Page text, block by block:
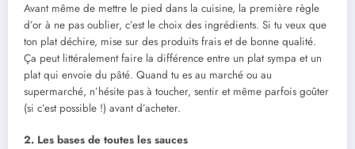
Avant même de mettre le pied dans la cuisine, la première règle
d’or à ne pas oublier, c’est le choix des ingrédients. Si tu veux que
ton plat déchire, mise sur des produits frais et de bonne qualité.
Ça peut littéralement faire la différence entre un plat sympa et un
plat qui envoie du pâté. Quand tu es au marché ou au
supermarché, n’hésite pas à toucher, sentir et même parfois goûter
(si c’est possible !) avant d’acheter.
2. Les bases de toutes les sauces